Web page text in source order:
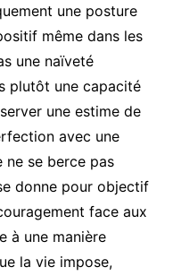
une posture
même dans les
une naïveté
plutôt une capacité
une estime de
avec une
ne se berce pas
donne pour objectif
face aux
à une manière
la vie impose,